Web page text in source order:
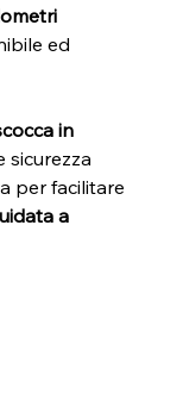
ed
in
sicurezza
per facilitare
a